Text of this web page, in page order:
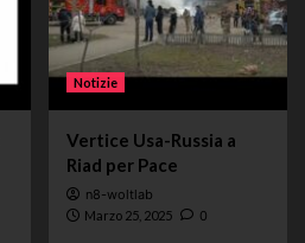
Notizie
Vertice Usa-Russia a
Riad per Pace
n8-woltlab
Marzo 25, 2025 0